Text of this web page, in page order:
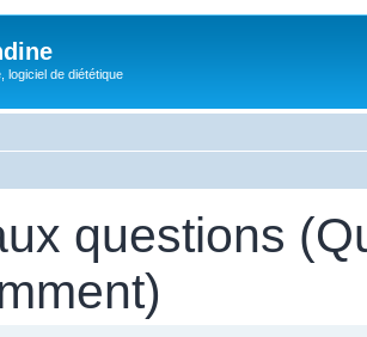
logiciel de diététique
questions